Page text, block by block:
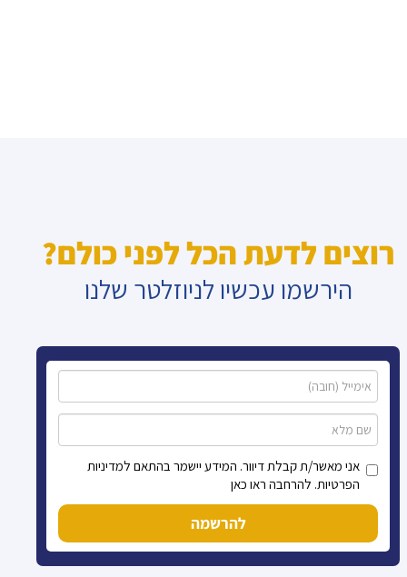
רוצים לדעת הכל לפני כולם?
הירשמו עכשיו לניוזלטר שלנו
אני מאשר/ת קבלת דיוור. המידע יישמר בהתאם למדיניות
הפרטיות. להרחבה ראו כאן
להרשמה